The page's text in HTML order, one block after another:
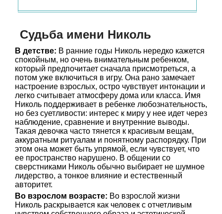
Судьба имени Николь
В детстве: В ранние годы Николь нередко кажется
спокойным, но очень внимательным ребенком,
который предпочитает сначала присмотреться, а
потом уже включиться в игру. Она рано замечает
настроение взрослых, остро чувствует интонации и
легко считывает атмосферу дома или класса. Имя
Николь поддерживает в ребенке любознательность,
но без суетливости: интерес к миру у нее идет через
наблюдение, сравнение и внутренние выводы.
Такая девочка часто тянется к красивым вещам,
аккуратным ритуалам и понятному распорядку. При
этом она может быть упрямой, если чувствует, что
ее пространство нарушено. В общении со
сверстниками Николь обычно выбирает не шумное
лидерство, а тонкое влияние и естественный
авторитет.
Во взрослом возрасте: Во взрослой жизни
Николь раскрывается как человек с отчетливым